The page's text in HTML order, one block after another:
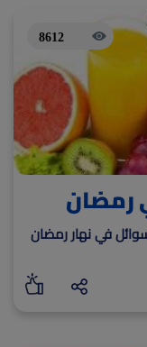
8612
رمضان
في نهار رمضان